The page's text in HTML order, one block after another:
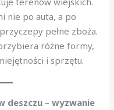
nie po auta, a po
pełne zboża.
różne formy,
i sprzętu.
deszczu – wyzwanie